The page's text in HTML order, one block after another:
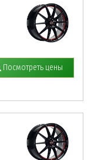
Посмотреть цены